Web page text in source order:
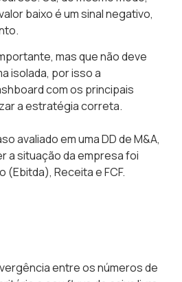
baixo é um sinal negativo,
mas que não deve
isolada, por isso a
com os principais
a estratégia correta.
avaliado em uma DD de M&A,
a situação da empresa foi
(Ebitda), Receita e FCF.
entre os números de